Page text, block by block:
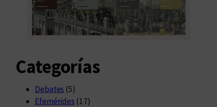
Categorías
Debates (5)
Efemérides (17)